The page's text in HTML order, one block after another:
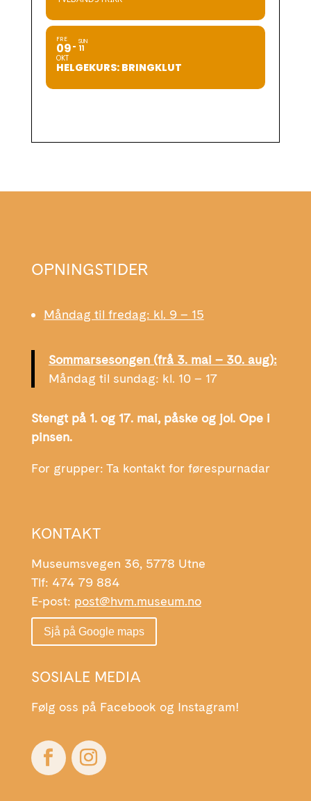
FRE
09
OKT
SUN
11
HELGEKURS: BRINGKLUT
OPNINGSTIDER
Måndag til fredag: kl. 9 – 15
Sommarsesongen (frå 3. mai – 30. aug):
Måndag til sundag: kl. 10 – 17
Stengt på 1. og 17. mai, påske og jol. Ope i
pinsen.
For grupper: Ta kontakt for førespurnadar
KONTAKT
Museumsvegen 36, 5778 Utne
Tlf: 474 79 884
E-post: post@hvm.museum.no
Sjå på Google maps
SOSIALE MEDIA
Følg oss på Facebook og Instagram!